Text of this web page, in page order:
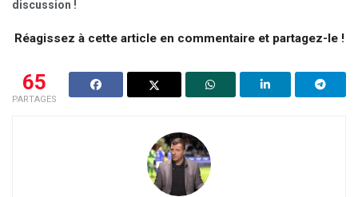
discussion !
Réagissez à cette article en commentaire et partagez-le !
65
PARTAGES